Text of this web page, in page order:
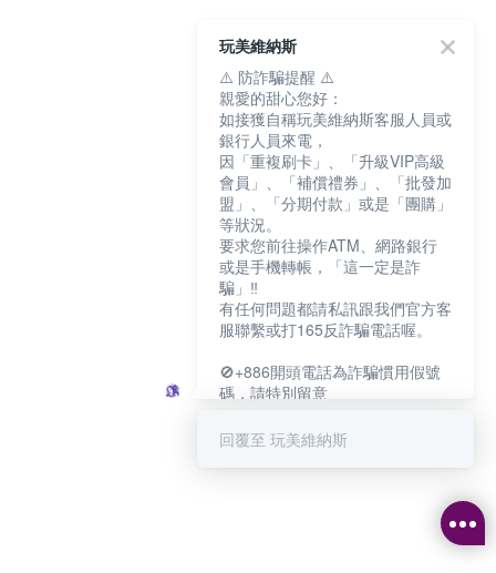
玩美維納斯
⚠️ 防詐騙提醒 ⚠️
親愛的甜心您好：
如接獲自稱玩美維納斯客服人員或
銀行人員來電，
因「重複刷卡」、「升級VIP高級
會員」、「補償禮券」、「批發加
盟」、「分期付款」或是「團購」
等狀況。
要求您前往操作ATM、網路銀行
或是手機轉帳，「這一定是詐
騙」‼️
有任何問題都請私訊跟我們官方客
服聯繫或打165反詐騙電話喔。
🚫+886開頭電話為詐騙慣用假號
碼，請特別留意
如何聯繫玩美維納斯客服?
可點擊下方對話框 "回覆 玩美維納
回覆至 玩美維納斯